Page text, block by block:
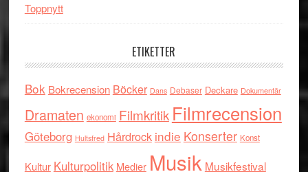
Toppnytt
ETIKETTER
Bok Bokrecension Böcker Dans Debaser Deckare Dokumentär
Dramaten ekonomi Filmkritik Filmrecension
Göteborg Hultsfred Hårdrock indie Konserter Konst
Kultur Kulturpolitik Medier Musik Musikfestival